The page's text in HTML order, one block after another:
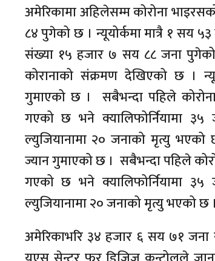
अमेरिकामा अहिलेसम्म कोरोना
८४ पुगेको छ । न्यूयोर्कमा मात्रै १ सय
संख्या १५ हजार ७ सय ८८ जना
कोरानाको संक्रमण देखिएको छ ।
गुमाएको छ । सबैभन्दा पहिले
गएको छ भने क्यालिफोर्नियामा
ल्युजियानामा २० जनाको मृत्यु
ज्यान गुमाएको छ । सबैभन्दा पहिले
गएको छ भने क्यालिफोर्नियामा
ल्युजियानामा २० जनाको मृत्यु भएको छ ।
अमेरिकाभरि ३४ हजार ६ सय ७१ जना